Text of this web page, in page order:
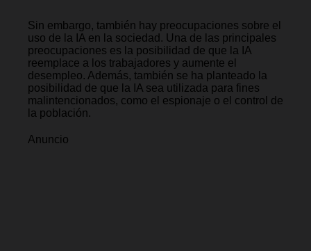
Sin embargo, también hay preocupaciones sobre el
uso de la IA en la sociedad. Una de las principales
preocupaciones es la posibilidad de que la IA
reemplace a los trabajadores y aumente el
desempleo. Además, también se ha planteado la
posibilidad de que la IA sea utilizada para fines
malintencionados, como el espionaje o el control de
la población.
Anuncio